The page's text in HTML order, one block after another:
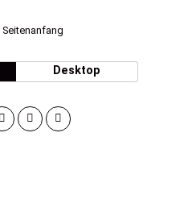
Seitenanfang
Desktop